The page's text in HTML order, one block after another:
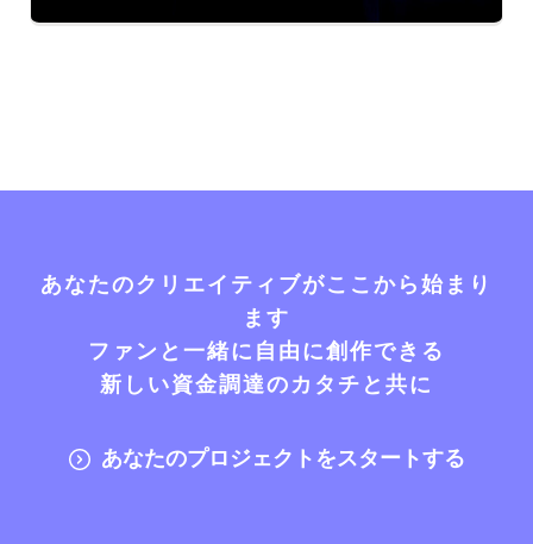
あなたのクリエイティブがここから始まり
ます
ファンと一緒に自由に創作できる
新しい資金調達のカタチと共に
あなたのプロジェクトをスタートする